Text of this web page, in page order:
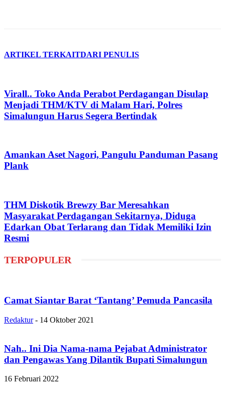
ARTIKEL TERKAITDARI PENULIS
Virall.. Toko Anda Perabot Perdagangan Disulap
Menjadi THM/KTV di Malam Hari, Polres
Simalungun Harus Segera Bertindak
Amankan Aset Nagori, Pangulu Panduman Pasang
Plank
THM Diskotik Brewzy Bar Meresahkan
Masyarakat Perdagangan Sekitarnya, Diduga
Edarkan Obat Terlarang dan Tidak Memiliki Izin
Resmi
TERPOPULER
Camat Siantar Barat ‘Tantang’ Pemuda Pancasila
Redaktur - 14 Oktober 2021
Nah.. Ini Dia Nama-nama Pejabat Administrator
dan Pengawas Yang Dilantik Bupati Simalungun
16 Februari 2022